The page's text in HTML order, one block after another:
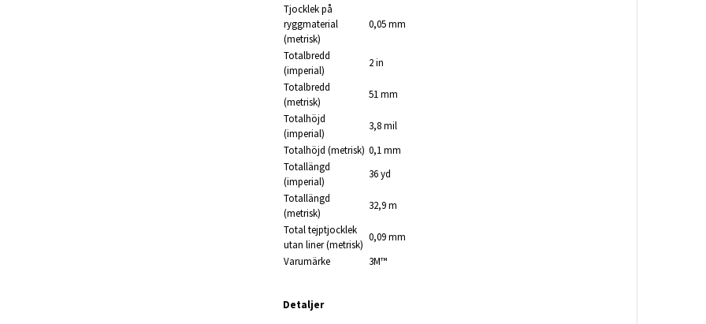
Tjocklek på
ryggmaterial
(metrisk)
0,05 mm
Totalbredd
(imperial)
2 in
Totalbredd
(metrisk)
51 mm
Totalhöjd
(imperial)
3,8 mil
Totalhöjd (metrisk) 0,1 mm
Totallängd
(imperial)
36 yd
Totallängd
(metrisk)
32,9 m
Total tejptjocklek
utan liner (metrisk)
0,09 mm
Varumärke
3M™
Detaljer